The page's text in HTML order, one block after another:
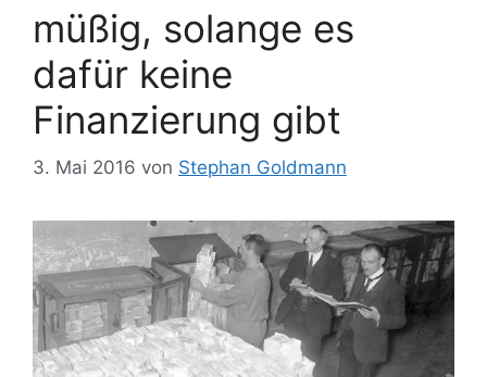
müßig, solange es
dafür keine
Finanzierung gibt
3. Mai 2016 von Stephan Goldmann